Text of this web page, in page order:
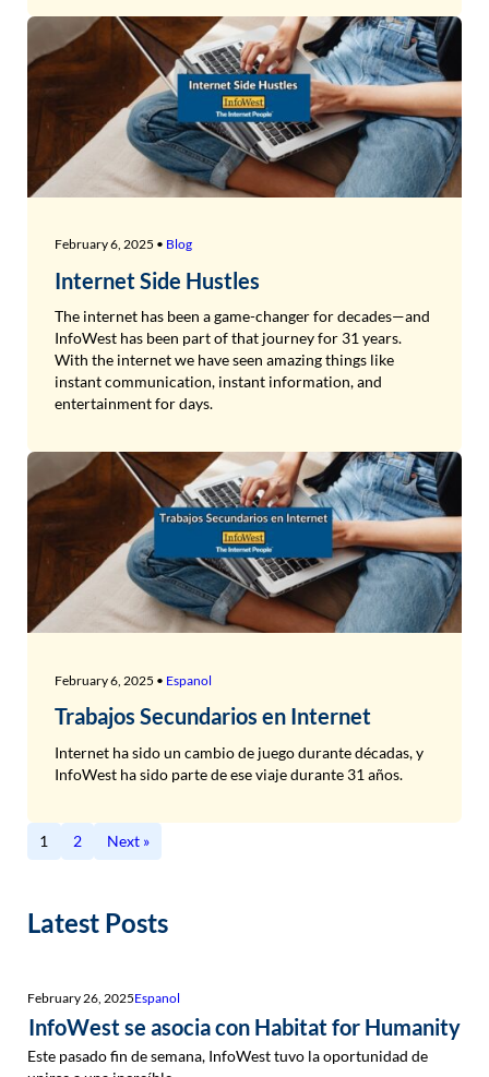
February 6, 2025 • Blog
Internet Side Hustles
The internet has been a game-changer for decades—and
InfoWest has been part of that journey for 31 years.
With the internet we have seen amazing things like
instant communication, instant information, and
entertainment for days.
February 6, 2025 • Espanol
Trabajos Secundarios en Internet
Internet ha sido un cambio de juego durante décadas, y
InfoWest ha sido parte de ese viaje durante 31 años.
1 2 Next »
Latest Posts
February 26, 2025Espanol
InfoWest se asocia con Habitat for Humanity
Este pasado fin de semana, InfoWest tuvo la oportunidad de